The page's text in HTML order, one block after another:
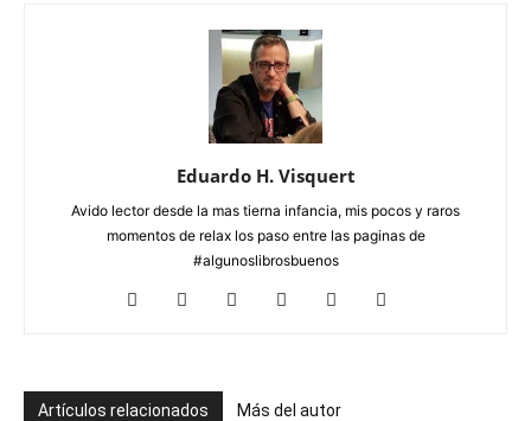
Eduardo H. Visquert
Avido lector desde la mas tierna infancia, mis pocos y raros
momentos de relax los paso entre las paginas de
#algunoslibrosbuenos
Artículos relacionados Más del autor